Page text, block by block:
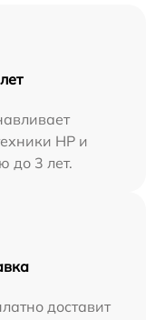
HP и
до 3 лет.
доставит